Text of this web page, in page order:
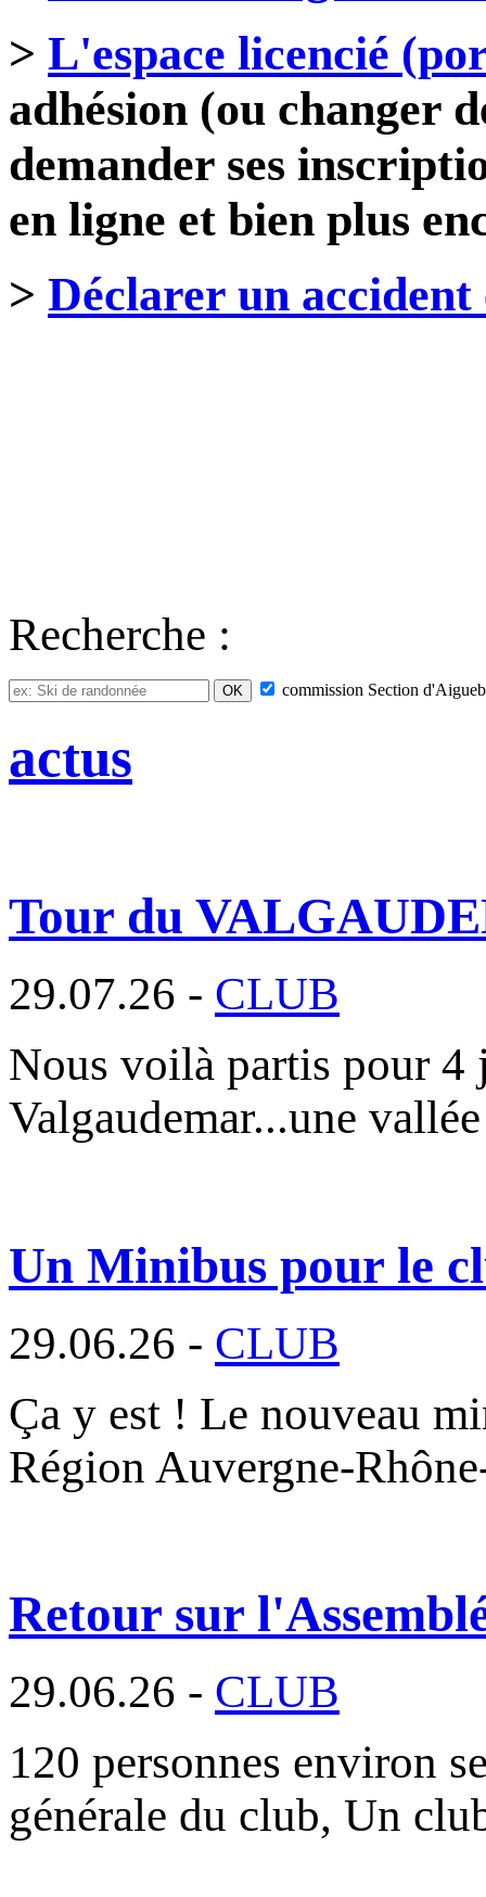
> L'espace licencié
adhésion (ou changer
demander ses
en ligne et bien plus
> Déclarer un accident
Recherche :
commission Section
actus
Tour du
29.07.26 - CLUB
Nous voilà partis pour 4
Valgaudemar...une
Un Minibus pour le
29.06.26 - CLUB
Ça y est ! Le nouveau
Région Auvergne-
Retour sur
29.06.26 - CLUB
120 personnes environ
générale du club, Un